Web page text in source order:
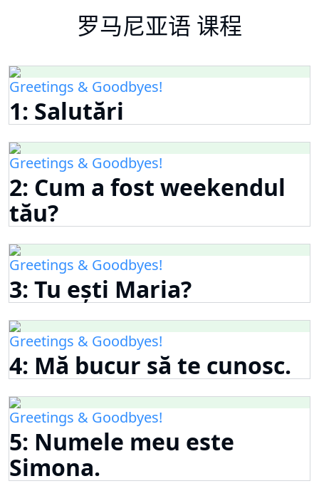
罗马尼亚语 课程
Greetings & Goodbyes!
1: Salutări
Greetings & Goodbyes!
2: Cum a fost weekendul
tău?
Greetings & Goodbyes!
3: Tu ești Maria?
Greetings & Goodbyes!
4: Mă bucur să te cunosc.
Greetings & Goodbyes!
5: Numele meu este
Simona.